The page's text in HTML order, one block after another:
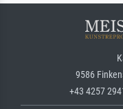
9586
+43 4257